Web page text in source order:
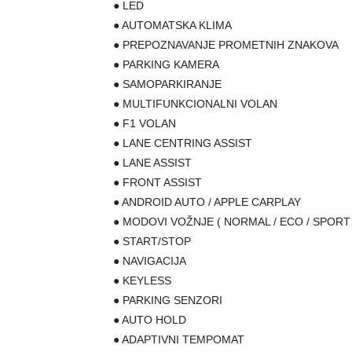
● LED
● AUTOMATSKA KLIMA
● PREPOZNAVANJE PROMETNIH ZNAKOVA
● PARKING KAMERA
● SAMOPARKIRANJE
● MULTIFUNKCIONALNI VOLAN
● F1 VOLAN
● LANE CENTRING ASSIST
● LANE ASSIST
● FRONT ASSIST
● ANDROID AUTO / APPLE CARPLAY
● MODOVI VOŽNJE ( NORMAL / ECO / SPORT
● START/STOP
● NAVIGACIJA
● KEYLESS
● PARKING SENZORI
● AUTO HOLD
● ADAPTIVNI TEMPOMAT